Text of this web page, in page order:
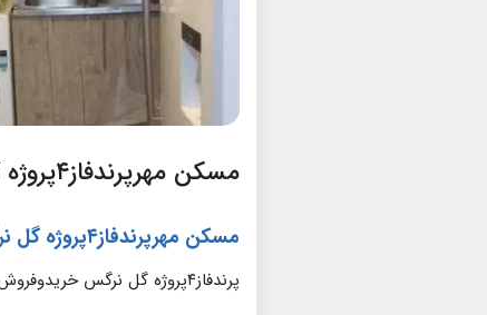
مسکن مهرپرندفاز۴پروژه گل نرگس
مسکن مهرپرندفاز۴پروژه گل نرگس
پرندفاز۴پروژه گل نرگس خریدوفروش مسکن مهرپرند